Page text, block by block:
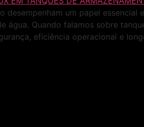
desempenham um papel
água. Quando falamos sobre
eficiência operacional e